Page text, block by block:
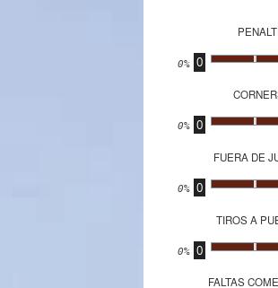
0% 0 .
0% 0 .
FUERA DE
0% 0 .
TIROS A
0% 0 .
FALTAS